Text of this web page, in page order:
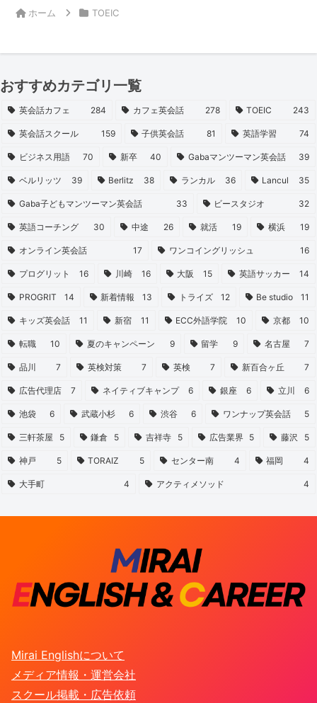
ホーム TOEIC
おすすめカテゴリ一覧
英会話カフェ 284 カフェ英会話 278 TOEIC 243
英会話スクール 159 子供英会話 81 英語学習 74
ビジネス用語 70 新卒 40 Gabaマンツーマン英会話 39
ベルリッツ 39 Berlitz 38 ランカル 36 Lancul 35
Gaba子どもマンツーマン英会話 33 ビースタジオ 32
英語コーチング 30 中途 26 就活 19 横浜 19
オンライン英会話 17 ワンコイングリッシュ 16
プログリット 16 川崎 16 大阪 15 英語サッカー 14
PROGRIT 14 新着情報 13 トライズ 12 Be studio 11
キッズ英会話 11 新宿 11 ECC外語学院 10 京都 10
転職 10 夏のキャンペーン 9 留学 9 名古屋 7
品川 7 英検対策 7 英検 7 新百合ヶ丘 7
広告代理店 7 ネイティブキャンプ 6 銀座 6 立川 6
池袋 6 武蔵小杉 6 渋谷 6 ワンナップ英会話 5
三軒茶屋 5 鎌倉 5 吉祥寺 5 広告業界 5 藤沢 5
神戸 5 TORAIZ 5 センター南 4 福岡 4
大手町 4 アクティメソッド 4
Mirai Englishについて
メディア情報・運営会社
スクール掲載・広告依頼